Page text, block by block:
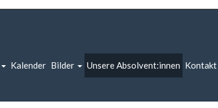
Kalender Bilder Unsere Absolvent:innen Kontakt